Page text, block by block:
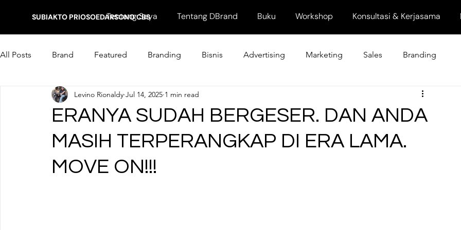
SUBIAKTO PRIOSOEDARSONO CBS
Tentang Saya Tentang DBrand Buku Workshop Konsultasi & Kerjasama
All Posts Brand Featured Branding Bisnis Advertising Marketing Sales Branding
Marketing
ERANYA SUDAH BERGESER. DAN ANDA
MASIH TERPERANGKAP DI ERA LAMA.
MOVE ON!!!
Levino Rionaldy Jul 14, 2025 1 min read